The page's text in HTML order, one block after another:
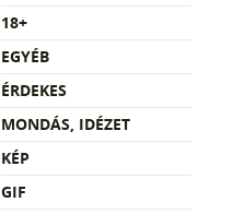
18+
EGYÉB
ÉRDEKES
MONDÁS, IDÉZET
KÉP
GIF